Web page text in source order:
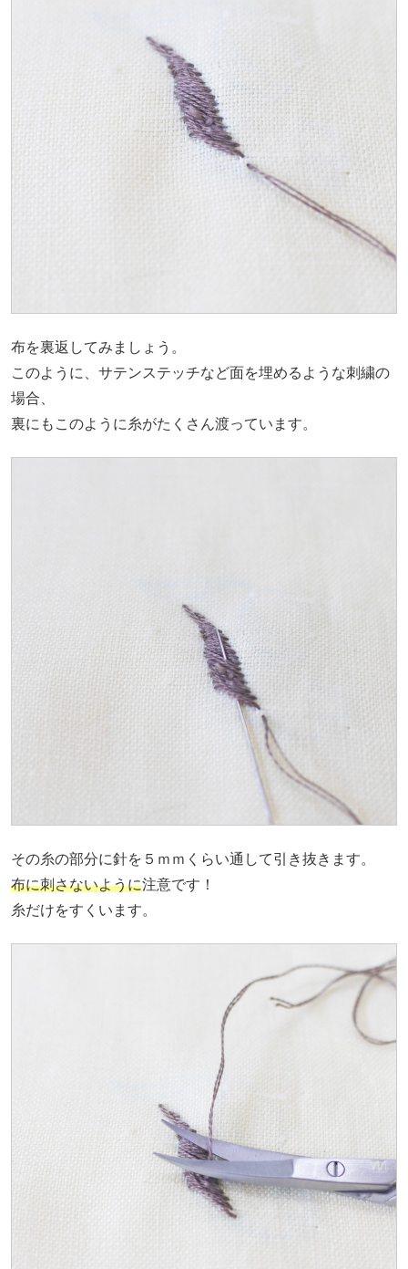
布を裏返してみましょう。
このように、サテンステッチなど面を埋めるような刺繍の
場合、
裏にもこのように糸がたくさん渡っています。
その糸の部分に針を５ｍｍくらい通して引き抜きます。
布に刺さないように注意です！
糸だけをすくいます。